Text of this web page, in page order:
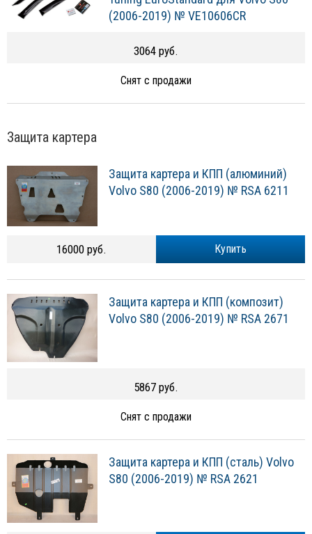
(2006-2019) № VE10606CR
3064 руб.
Снят с продажи
Защита картера
Защита картера и КПП (алюминий)
Volvo S80 (2006-2019) № RSA 6211
Купить
16000 руб.
Защита картера и КПП (композит)
Volvo S80 (2006-2019) № RSA 2671
5867 руб.
Снят с продажи
Защита картера и КПП (сталь) Volvo
S80 (2006-2019) № RSA 2621